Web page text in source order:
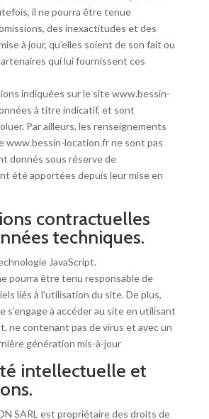
il ne pourra être tenue
des inexactitudes et des
à jour, qu’elles soient de son fait ou
qui lui fournissent ces
indiquées sur le site www.bessin-
à titre indicatif, et sont
Par ailleurs, les renseignements
www.bessin-location.fr ne sont pas
donnés sous réserve de
été apportées depuis leur mise en
contractuelles
techniques.
JavaScript.
pourra être tenu responsable de
liés à l’utilisation du site. De plus,
s’engage à accéder au site en utilisant
ne contenant pas de virus et avec un
génération mis-à-jour
intellectuelle et
SARL est propriétaire des droits de